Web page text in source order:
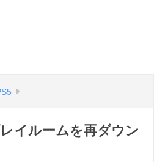
イルームを再ダウン